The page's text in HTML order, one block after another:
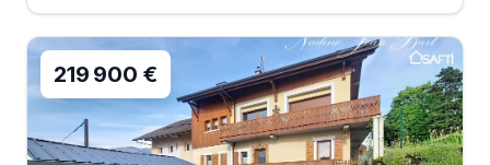
219 900 €